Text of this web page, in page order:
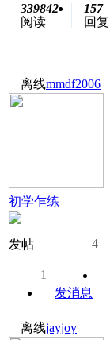
339842
阅读
157
回复
离线mmdf2006
初学乍练
发帖 4
1
发消息
离线jayjoy